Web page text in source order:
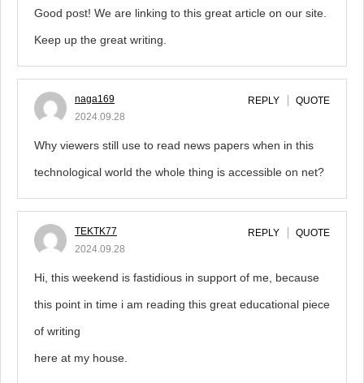
Good post! We are linking to this great article on our site.
Keep up the great writing.
naga169
2024.09.28
REPLY QUOTE
Why viewers still use to read news papers when in this
technological world the whole thing is accessible on net?
TEKTK77
2024.09.28
REPLY QUOTE
Hi, this weekend is fastidious in support of me, because
this point in time i am reading this great educational piece
of writing
here at my house.